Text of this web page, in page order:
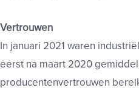
Vertrouwen
In januari 2021 waren
eerst na maart 2020
producentenvertrouwen